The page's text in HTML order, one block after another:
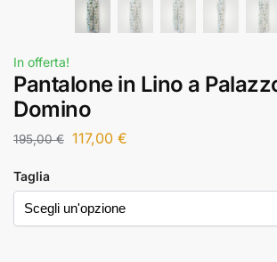
In offerta!
Pantalone in Lino a
Domino
195,00€ 117,00 €
Taglia